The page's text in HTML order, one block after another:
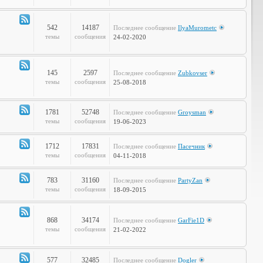
Канал542
темы
14187
сообщения
Последнее сообщение IlyaMurometc
24-02-2020
Кабинет
Профессора
145
темы
2597
сообщения
Последнее сообщение Zubkovser
25-08-2018
Канал
-
1781
темы
52748
сообщения
Последнее сообщение Groysman
19-06-2023
Канал
-
1712
темы
17831
сообщения
Последнее сообщение Пасечник
04-11-2018
Канал
-
783
темы
31160
сообщения
Последнее сообщение PartyZan
18-09-2015
Канал868
темы
34174
сообщения
Последнее сообщение GarFie1D
21-02-2022
577 32485 Последнее сообщение Dogler